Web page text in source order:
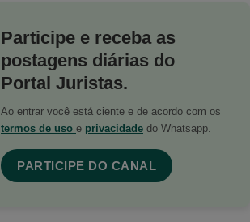
Participe e receba as
postagens diárias do
Portal Juristas.
Ao entrar você está ciente e de acordo com os
termos de uso e privacidade do Whatsapp.
PARTICIPE DO CANAL